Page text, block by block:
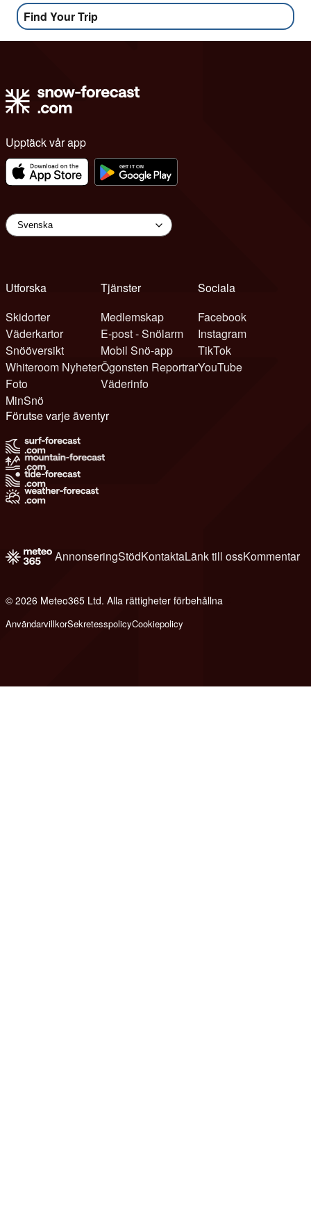
Find Your Trip
Upptäck vår app
Utforska
Skidorter
Väderkartor
Snööversikt
Whiteroom Nyheter
Foto
MinSnö
Tjänster
Medlemskap
E-post - Snölarm
Mobil Snö-app
Ögonsten Reportrar
Väderinfo
Sociala
Facebook
Instagram
TikTok
YouTube
Förutse varje äventyr
AnnonseringStödKontaktaLänk till ossKommentar
© 2026 Meteo365 Ltd. Alla rättigheter förbehållna
AnvändarvillkorSekretesspolicyCookiepolicy